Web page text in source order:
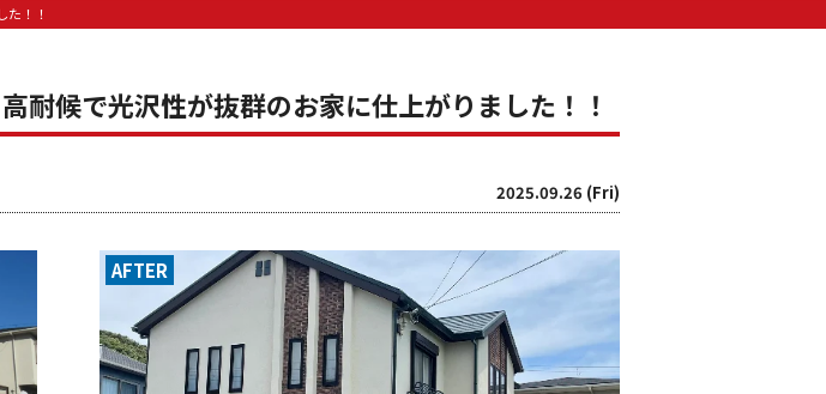
！！
候で光沢性が抜群のお家に仕上がりました！！
2025.09.26 (Fri)
AFTER